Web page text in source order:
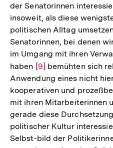
der Senatorinnen
insoweit, als diese
politischen Alltag
Senatorinnen, bei denen
im Umgang mit ihren
haben Zur
Auflösung
der
Fußnote
[9] bemühten sich
Anwendung eines nicht
kooperativen und
mit ihren Mitarbeiterinnen
gerade diese
politischer Kultur
Selbst-bild der